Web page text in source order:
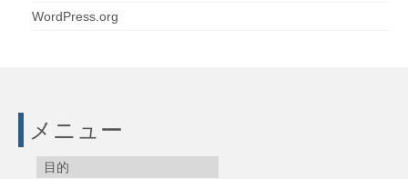
WordPress.org
メニュー
目的